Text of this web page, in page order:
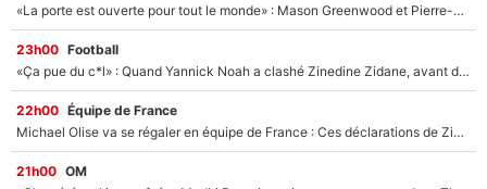
«La porte est ouverte pour tout le monde» : Mason Greenwood et Pierre-Emerick Aubameyang ont quitté l'OM, Amine Gouiri balance sur la suite du mercato et sur la réaction du vestiaire !
23h00 Football
«Ça pue du c*l» : Quand Yannick Noah a clashé Zinedine Zidane, avant de se faire recadrer par le nouveau sélectionneur de l'équipe de France !
22h00 Équipe de France
Michael Olise va se régaler en équipe de France : Ces déclarations de Zinedine Zidane qui prouvent qu'il va tout miser sur la star du Bayern Munich !
21h00 OM